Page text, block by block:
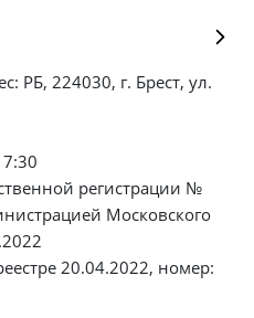
РБ, 224030, г. Брест, ул.
регистрации №
Московского
20.04.2022, номер: